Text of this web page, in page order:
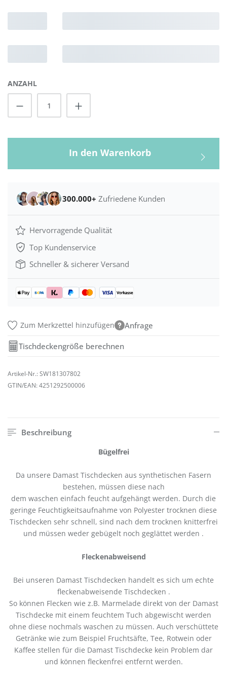
ANZAHL
Produkt Anzahl: Gib den gewünschten
In den Warenkorb
300.000+ Zufriedene Kunden
Hervorragende Qualität
Top Kundenservice
Schneller & sicherer Versand
Zum Merkzettel hinzufügen Anfrage
Tischdeckengröße berechnen
Artikel-Nr.: SW181307802
GTIN/EAN: 4251292500006
Beschreibung
Bügelfrei
Da unsere Damast Tischdecken aus synthetischen Fasern
bestehen, müssen diese nach
dem waschen einfach feucht aufgehängt werden. Durch die
geringe Feuchtigkeitsaufnahme von Polyester trocknen diese
Tischdecken sehr schnell, sind nach dem trocknen knitterfrei
und müssen weder gebügelt noch geglättet werden .
Fleckenabweisend
Bei unseren Damast Tischdecken handelt es sich um echte
fleckenabweisende Tischdecken .
So können Flecken wie z.B. Marmelade direkt von der Damast
Tischdecke mit einem feuchtem Tuch abgewischt werden
ohne diese nochmals waschen zu müssen. Auch verschüttete
Getränke wie zum Beispiel Fruchtsäfte, Tee, Rotwein oder
Kaffee stellen für die Damast Tischdecke kein Problem dar
und können fleckenfrei entfernt werden.